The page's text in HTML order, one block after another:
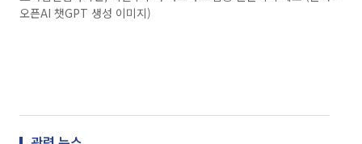
오픈AI 챗GPT 생성 이미지)